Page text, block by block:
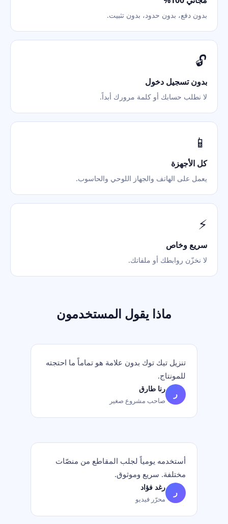
بدون دفع، بدون حدود، بدون تثبيت.
🔓
بدون تسجيل دخول
لا نطلب حسابك أو كلمة مرورك أبداً.
📱
كل الأجهزة
يعمل على الهاتف والجهاز اللوحي والحاسوب.
⚡
سريع وخاص
لا نخزّن روابطك أو ملفاتك.
ماذا يقول المستخدمون
تنزيل تيك توك بدون علامة هو تماماً ما احتجته
للمونتاج.
ر رنا طارق
صاحب مشروع صغير
أستخدمه يومياً لجلب المقاطع من منصّات
مختلفة. سريع وموثوق.
ر رغد فؤاد
محرّر فيديو